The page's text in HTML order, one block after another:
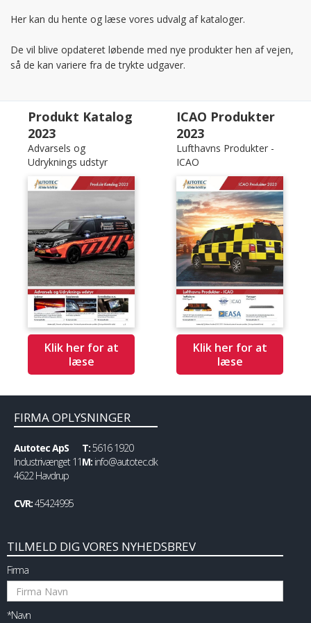
Her kan du hente og læse vores udvalg af kataloger.
De vil blive opdateret løbende med nye produkter hen af vejen,
så de kan variere fra de trykte udgaver.
Produkt Katalog
2023
Advarsels og
Udryknings udstyr
Klik her for at
læse
ICAO Produkter
2023
Lufthavns Produkter -
ICAO
Klik her for at
læse
FIRMA OPLYSNINGER
Autotec ApS
Industrivænget 11
4622 Havdrup
CVR:45424995
T:5616 1920
M: info@autotec.dk
TILMELD DIG VORES NYHEDSBREV
Firma
*Navn